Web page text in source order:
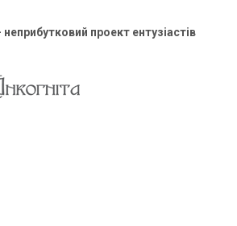
неприбутковий проект ентузіастів